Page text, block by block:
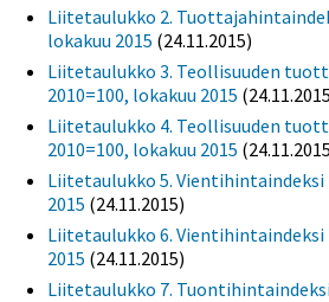
Liitetaulukko 2.
lokakuu 2015 (24.11.2015)
Liitetaulukko 3. Teollisuuden
2010=100, lokakuu 2015
Liitetaulukko 4. Teollisuuden
2010=100, lokakuu 2015
Liitetaulukko 5. Vientihintaindeksi
2015 (24.11.2015)
Liitetaulukko 6. Vientihintaindeksi
2015 (24.11.2015)
Liitetaulukko 7.